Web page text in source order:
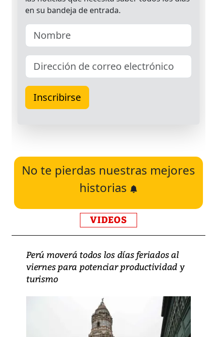
No te pierdas nuestras mejores
historias
VIDEOS
Perú moverá todos los días feriados al
viernes para potenciar productividad y
turismo